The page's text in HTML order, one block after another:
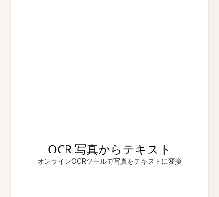
OCR 写真からテキスト
オンラインOCRツールで写真をテキストに変換